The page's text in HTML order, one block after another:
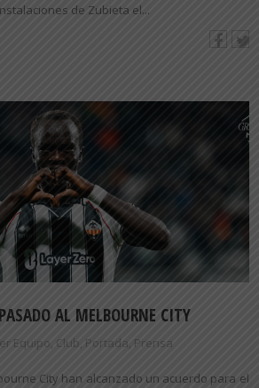
de Zubieta el...
AL MELBOURNE CITY
Equipo, Club Portada, Prensa
City han alcanzado un acuerdo para el